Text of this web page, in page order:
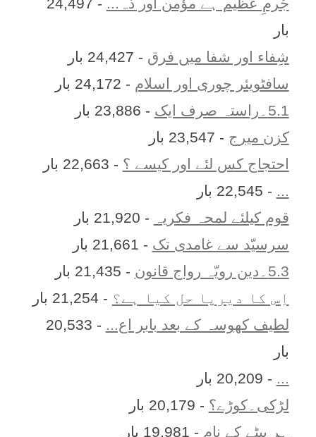
جُرمِ عظیم ہے مؤمن اور ذہ...
- 24,497
بار
شِفاء اور شفا میں فرق - 24,427 بار
سافٹویئر چوری اور اسلام - 24,172 بار
5.1۔راستہ صرف ایک
- 23,886 بار
کزن ميرج - 23,547 بار
احتجاج کس لئے اور کیسے ؟ - 22,663 بار
... - 22,545 بار
قوم کیلئے لمحہ فکریہ
- 21,920 بار
سرسیّد سے غامدی تک - 21,661 بار
5.3۔دین رویّہ رواج قانون
- 21,435 بار
اِس کا ديرپا حل کيا ہے؟ - 21,254 بار
لطیف کھوسہ کے بعد بابر اع...
- 20,533
بار
... - 20,209 بار
لڑکی۔کوڑے؟ - 20,179 بار
ہر بيٹے کے نام - 19,981 بار